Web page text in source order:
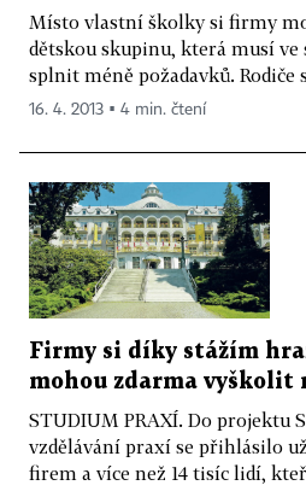
Místo vlastní školky si firmy
dětskou skupinu, která musí
splnit méně požadavků. Rodiče
16. 4. 2013 ▪ 4 min. čtení
Firmy si díky stážím
mohou zdarma vyškolit
STUDIUM PRAXÍ. Do projektu
vzdělávání praxí se přihlásilo
firem a více než 14 tisíc lidí,